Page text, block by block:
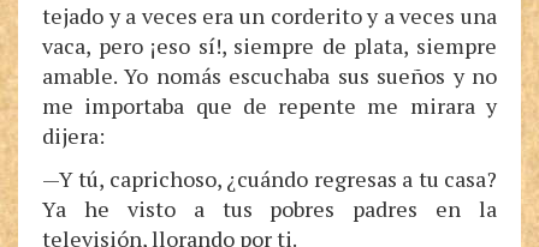
tejado y a veces era un corderito y a veces una
vaca, pero ¡eso sí!, siempre de plata, siempre
amable. Yo nomás escuchaba sus sueños y no
me importaba que de repente me mirara y
dijera:
—Y tú, caprichoso, ¿cuándo regresas a tu casa?
Ya he visto a tus pobres padres en la
televisión, llorando por ti.